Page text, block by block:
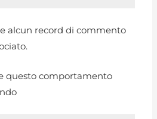
alcun record di commento
questo comportamento